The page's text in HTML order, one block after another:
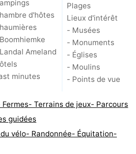
d'hôtes
Ameland
minutes
Plages
Lieux d'intérêt
- Musées
- Monuments
- Églises
- Moulins
- Points de vue
Fermes- Terrains de jeux- Parcours
guidées
vélo- Randonnée- Équitation-